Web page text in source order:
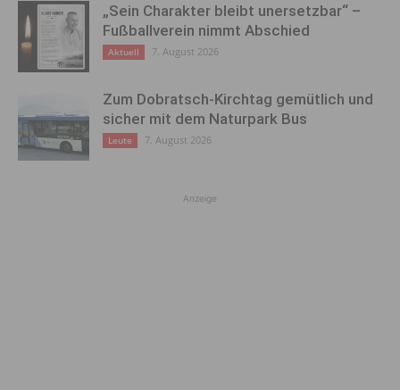
„Sein Charakter bleibt unersetzbar“ –
Fußballverein nimmt Abschied
Aktuell 7. August 2026
Zum Dobratsch-Kirchtag gemütlich und
sicher mit dem Naturpark Bus
Leute 7. August 2026
Anzeige